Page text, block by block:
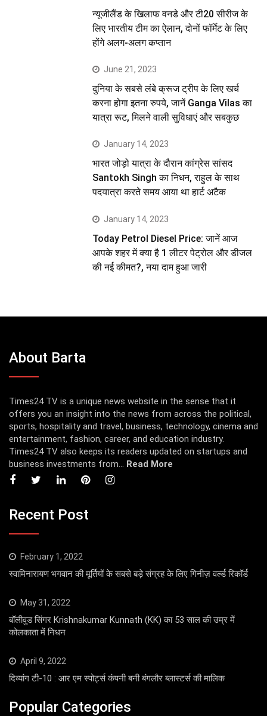
न्यूजीलैंड के खिलाफ वनडे और टी20 सीरीज के
लिए भारतीय टीम का ऐलान, दोनों फॉर्मेट के लिए
होंगे अलग-अलग कप्तान
June 21, 2023
दुनिया के सबसे लंबे क्रूज ट्रीप के लिए खर्च
करना होगा इतना रुपये, जानें Ganga Vilas का
यात्रा रूट, मिलने वाली सुविधाएं और सबकुछ
January 14, 2023
भारत जोड़ो यात्रा के दौरान कांग्रेस सांसद
Santokh Singh का निधन, राहुल के साथ
पदयात्रा करते समय आया था हार्ट अटैक
January 14, 2023
Today Petrol Diesel Price: जानें आज
आपके शहर में क्या है 1 लीटर पेट्रोल और डीजल
की नई कीमत?, नया दाम हुआ जारी
About Barta
Times24 TV is a unique news website in the sense that it
offers you an insight into the news from across the political,
sports, hospitality and travel, business, technology, cinema and
entertainment, fashion, career, and education industry.
Times24 TV also keeps its readers updated on startups and
business investments from... Read More
Recent Post
February 1, 2022
स्वामिनारायण भगवान की मूर्तियों के सबसे बड़े संग्रह के लिए गिनीज़ वर्ल्ड रिकॉर्ड
May 31, 2022
बॉलीवुड सिंगर Krishnakumar Kunnath (KK) का 53 साल की उम्र में
कोलकाता में निधन
April 9, 2022
दिव्यांग टी-10 : आर एम स्पोर्ट्स कंपनी बनी बंगलौर ब्लास्टर्स की मालिक
Popular Categories